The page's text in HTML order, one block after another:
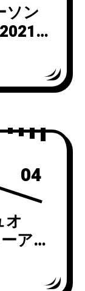
ソン
年
グ
化が
04
オ
アル
！